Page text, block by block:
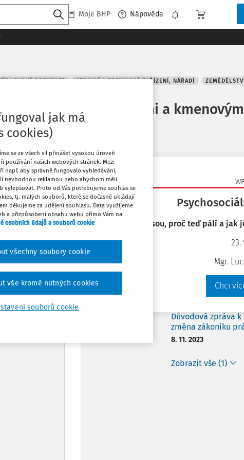
Moje BHP Nápověda
Co jsou, proč teď pálí a jak
23.
Mgr.
Chci
PREVENCE STROJNÍ A TECHNICKÁ ZAŘÍZENÍ, NÁŘADÍ
mezi agenturními a
Přihlaste se
Oblíbené
Související
Související
Důvodová zpráva k
Důvodová zpráva k
změna zákoníku
Důvodová zpráva k
změna zákoníku
8. 11. 2023
Zobrazit vše (1)
jak má
cookies)
se ze všech sil přinášet vysokou úroveň
používání našich webových stránek. Mezi
např. aby správně fungovalo vyhledávání,
nevhodnou reklamou nebo abychom měli
vylepšovat. Proto od Vás potřebujeme souhlas se
tj. malých souborů, které se dočasně ukládají
děkujeme za udělení souhlasu. Data využijeme
a přizpůsobení obsahu webu přímo Vám na
osobních údajů a souborů cookie
souborů cookie
vše kromě nutných cookies
všechny soubory cookie